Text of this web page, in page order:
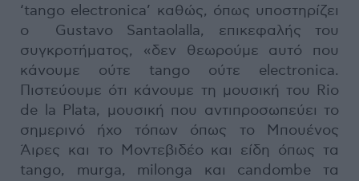
‘tango electronica’ καθώς, όπως υποστηρίζει
ο Gustavo Santaolalla, επικεφαλής του
συγκροτήματος, «δεν θεωρούμε αυτό που
κάνουμε ούτε tango ούτε electronica.
Πιστεύουμε ότι κάνουμε τη μουσική του Rio
de la Plata, μουσική που αντιπροσωπεύει το
σημερινό ήχο τόπων όπως το Μπουένος
Άιρες και το Μοντεβιδέο και είδη όπως τα
tango, murga, milonga και candombe τα